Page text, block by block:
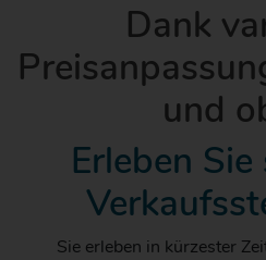
Dank
und
Erleben
Sie erleben in kürzester